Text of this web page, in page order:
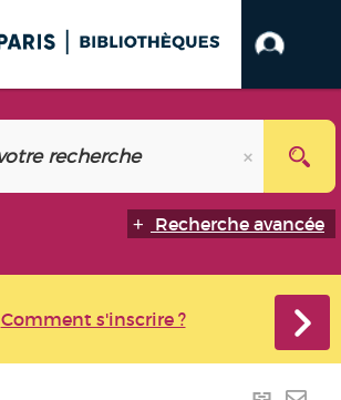
Recherche avancée
Comment s'inscrire ?
Lien